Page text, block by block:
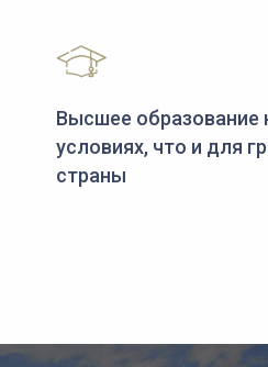
Высшее образование
условиях, что и для
страны